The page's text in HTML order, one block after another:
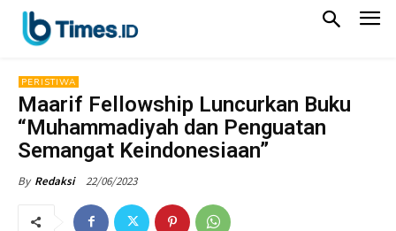
PERISTIWA
Maarif Fellowship Luncurkan Buku
“Muhammadiyah dan Penguatan
Semangat Keindonesiaan”
By Redaksi 22/06/2023